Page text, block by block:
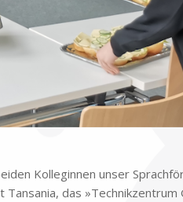
Kol­le­gin­nen un­ser
Tan­sa­nia, das